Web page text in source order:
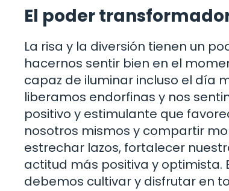
El poder
La risa y la diversión tienen un
hacernos sentir bien en el
capaz de iluminar incluso el día
liberamos endorfinas y nos
positivo y estimulante que
nosotros mismos y compartir
estrechar lazos, fortalecer
actitud más positiva y optimista.
debemos cultivar y disfrutar en